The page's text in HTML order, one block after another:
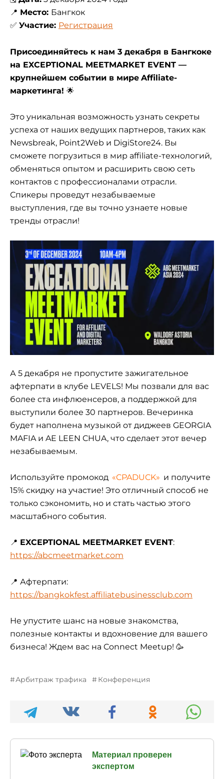
📍 Место: Бангкок
✅ Участие: Регистрация
Присоединяйтесь к нам 3 декабря в Бангкоке
на EXCEPTIONAL MEETMARKET EVENT —
крупнейшем событии в мире Affiliate-
маркетинга! 🌟
Это уникальная возможность узнать секреты
успеха от наших ведущих партнеров, таких как
Newsbreak, Point2Web и DigiStore24. Вы
сможете погрузиться в мир affiliate-технологий,
обменяться опытом и расширить свою сеть
контактов с профессионалами отрасли.
Спикеры проведут незабываемые
выступления, где вы точно узнаете новые
тренды отрасли!
А 5 декабря не пропустите зажигательное
афтерпати в клубе LEVELS! Мы позвали для вас
более ста инфлюенсеров, а поддержкой для
выступили более 30 партнеров. Вечеринка
будет наполнена музыкой от диджеев GEORGIA
MAFIA и AE LEEN CHUA, что сделает этот вечер
незабываемым.
Используйте промокод «CPADUCK» и получите
15% скидку на участие! Это отличный способ не
только сэкономить, но и стать частью этого
масштабного события.
📍 EXCEPTIONAL MEETMARKET EVENT:
https://abcmeetmarket.com
📍 Афтерпати:
https://bangkokfest.affiliatebusinessclub.com
Не упустите шанс на новые знакомства,
полезные контакты и вдохновение для вашего
бизнеса! Ждем вас на Connect Meetup! 🥳
Арбитраж трафика Конференция
Материал проверен
экспертом